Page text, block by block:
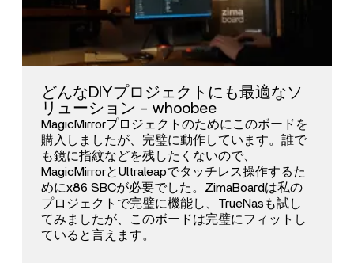
どんなDIYプロジェクトにも最適なソ
リューション - whoobee
MagicMirrorプロジェクトのためにこのボードを
購入しましたが、完璧に動作しています。誰で
も鏡に指紋などを残したくないので、
MagicMirrorとUltraleapでタッチレス操作するた
めにx86 SBCが必要でした。ZimaBoardは私の
プロジェクトで完璧に機能し、TrueNasも試し
てみましたが、このボードは完璧にフィットし
ていると言えます。